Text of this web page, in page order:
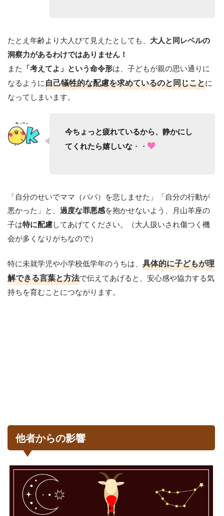
たとえ年齢より大人びて見えたとしても、 大人と同レベルの
洞察力があるわけではありません！
また 「考えてよ」という命令形は、子どもが親の思い通りに
なるように自己犠牲的な配慮を求めているのと同じことに
なってしまいます。
今ちょっと疲れているから、静かにし
てくれたら嬉しいな ・・
「自分のせいでママ（パパ）を悲しませた」「自分の行動が
悪かった」と、 過度な罪悪感を抱かせないよう、月山羊座の
子は特に配慮してあげてください。（大人扱いされ傷つく機
会が多くなりがちなので）
特に未就学児や小学校低学年のうちは、 具体的に子どもが理
解できる言葉と方法で伝えてあげると、安心感や協力する気
持ちを育むことにつながります。
他者からの影響